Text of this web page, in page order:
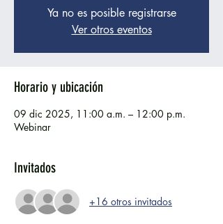
Ya no es posible registrarse
Ver otros eventos
Horario y ubicación
09 dic 2025, 11:00 a.m. – 12:00 p.m.
Webinar
Invitados
+16 otros invitados